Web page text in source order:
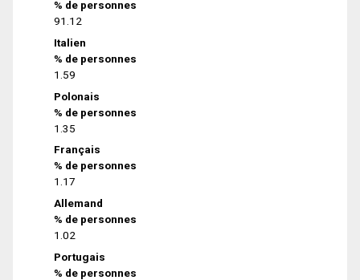
% de personnes
91.12
Italien
% de personnes
1.59
Polonais
% de personnes
1.35
Français
% de personnes
1.17
Allemand
% de personnes
1.02
Portugais
% de personnes